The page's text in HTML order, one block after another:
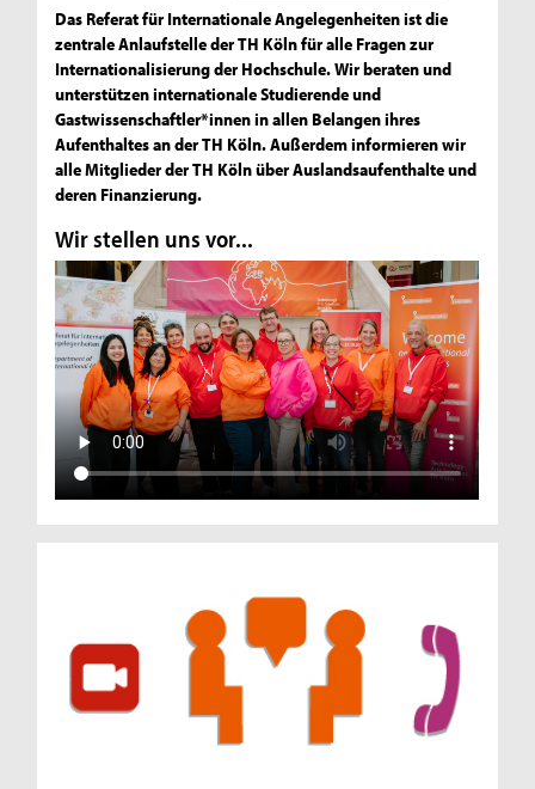
e
g
e
n
a
c
h
K
ö
l
n
-
W
n
Das Referat für Internationale Angelegenheiten ist die
zentrale Anlaufstelle der TH Köln für alle Fragen zur
Internationalisierung der Hochschule. Wir beraten und
unterstützen internationale Studierende und
Gastwissenschaftler*innen in allen Belangen ihres
Aufenthaltes an der TH Köln. Außerdem informieren wir
alle Mitglieder der TH Köln über Auslandsaufenthalte und
deren Finanzierung.
Wir stellen uns vor...